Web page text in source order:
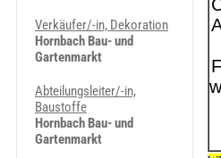
Verkäufer/-in, Dekoration
Hornbach Bau- und
Gartenmarkt
Abteilungsleiter/-in,
Baustoffe
Hornbach Bau- und
Gartenmarkt